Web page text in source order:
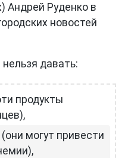
Андрей Руденко в
новостей
давать:
продукты
могут привести